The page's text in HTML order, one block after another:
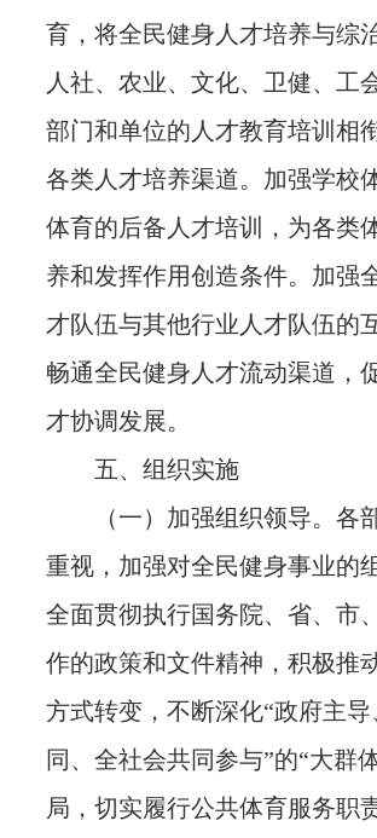
育，将全民健身人才培养与综
人社、农业、文化、卫健、工
部门和单位的人才教育培训相
各类人才培养渠道。加强学校
体育的后备人才培训，为各类
养和发挥作用创造条件。加强
才队伍与其他行业人才队伍的
畅通全民健身人才流动渠道，
才协调发展。
五、组织实施
（一）加强组织领导。各
重视，加强对全民健身事业的
全面贯彻执行国务院、省、市
作的政策和文件精神，积极推
方式转变，不断深化“政府主
同、全社会共同参与”的“大群
局，切实履行公共体育服务职